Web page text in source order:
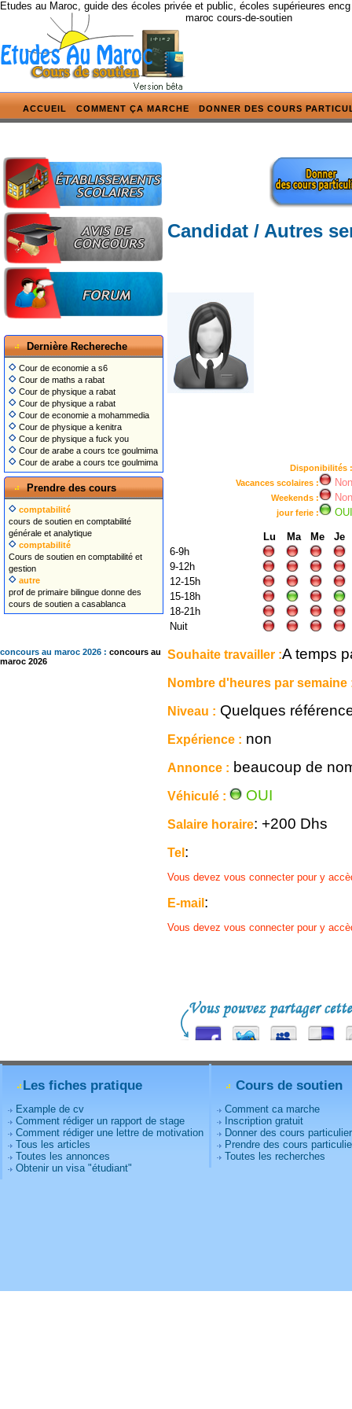
Etudes au Maroc, guide des écoles privée et public, écoles supérieures
maroc cours-de-soutien
ACCUEIL COMMENT ÇA MARCHE DONNER DES COURS
Dernière Rechereche
Cour de economie a s6
Cour de maths a rabat
Cour de physique a rabat
Cour de physique a rabat
Cour de economie a mohammedia
Cour de physique a kenitra
Cour de physique a fuck you
Cour de arabe a cours tce goulmima
Cour de arabe a cours tce goulmima
Prendre des cours
comptabilité
cours de soutien en comptabilité
générale et analytique
comptabilité
Cours de soutien en comptabilité et
gestion
autre
prof de primaire bilingue donne des
cours de soutien a casablanca
concours au maroc 2026 : concours au
maroc 2026
Candidat / Autres
Disponibilités :
Vacances scolaires :
Non
Weekends : Non
jour ferie : OUI
Lu Ma Me
Je
6-9h
9-12h
12-15h
15-18h
18-21h
Nuit
Souhaite travailler :A temps
Nombre d'heures par semaine
Niveau : Quelques
Expérience : non
Annonce : beaucoup de
Véhiculé : OUI
Salaire horaire: +200 Dhs
Tel:
Vous devez vous connecter pour y
E-mail:
Vous devez vous connecter pour y
Les fiches pratique
Example de cv
Comment rédiger un rapport de stage
Comment rédiger une lettre de motivation
Tous les articles
Toutes les annonces
Obtenir un visa "étudiant"
Cours de soutien
Comment ca marche
Inscription gratuit
Donner des cours
Prendre des cours
Toutes les recherches